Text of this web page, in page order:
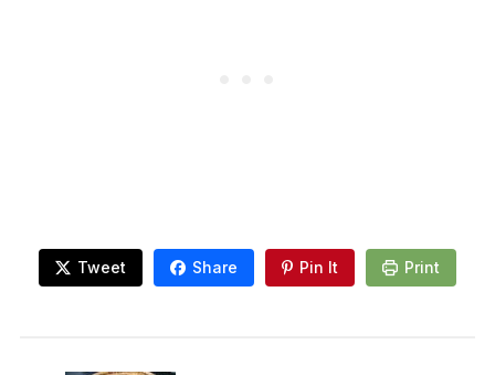
Tweet Share Pin It Print